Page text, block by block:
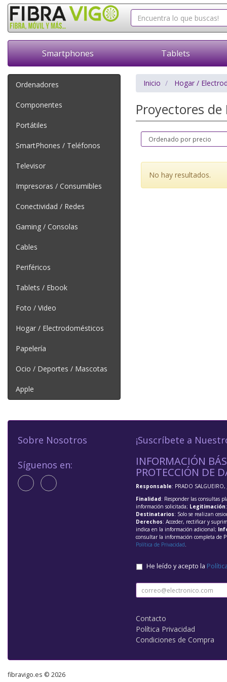
Smartphones Tablets
Ordenadores
Componentes
Portátiles
SmartPhones / Teléfonos
Televisor
Impresoras / Consumibles
Conectividad / Redes
Gaming / Consolas
Cables
Periféricos
Tablets / Ebook
Foto / Video
Hogar / Electrodomésticos
Papelería
Ocio / Deportes / Mascotas
Apple
Inicio Hogar /
Proyectores
No hay resultados.
Sobre Nosotros
Síguenos en:
¡Suscríbete a
INFORMACIÓN
PROTECCIÓN DE
Responsable: PRADO SALGUEIRO,
Finalidad: Responder las consultas
información solicitada; Legitimación
Destinatarios: Solo se realizan
Derechos: Acceder, rectificar y
indica en la información adicional;
consultar la información completa de
Política de Privacidad.
He leído y acepto la
Contacto
Política Privacidad
Condiciones de Compra
fibravigo.es © 2026